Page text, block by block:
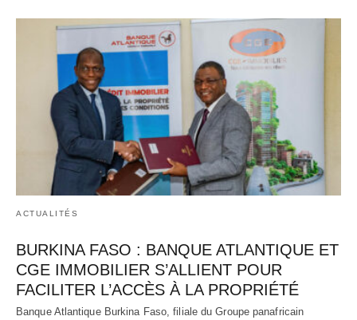
ACTUALITÉS
BURKINA FASO : BANQUE ATLANTIQUE ET
CGE IMMOBILIER S’ALLIENT POUR
FACILITER L’ACCÈS À LA PROPRIÉTÉ
Banque Atlantique Burkina Faso, filiale du Groupe panafricain